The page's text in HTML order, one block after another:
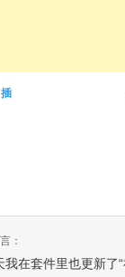
：
在套件里也更新了